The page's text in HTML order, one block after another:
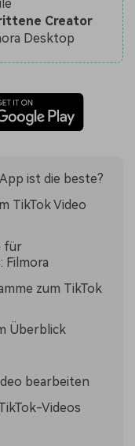
Creator
Desktop
ist die beste?
TikTok Video
für
Filmora
zum TikTok
Überblick
bearbeiten
Videos